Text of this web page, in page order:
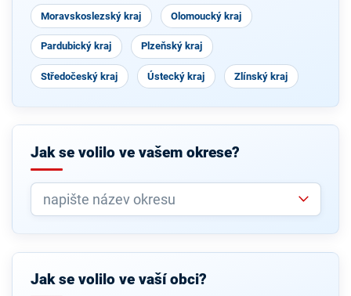
Moravskoslezský kraj Olomoucký kraj
Pardubický kraj Plzeňský kraj
Středočeský kraj Ústecký kraj Zlínský kraj
Jak se volilo ve vašem okrese?
Jak se volilo ve vaší obci?